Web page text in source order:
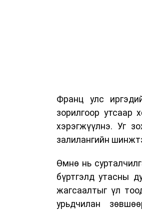
Франц улс
зорилгоор утсаар
хэрэгжүүлнэ. Уг
залилангийн
Өмнө нь
бүртгэлд утасны
жагсаалтыг үл
урьдчилан